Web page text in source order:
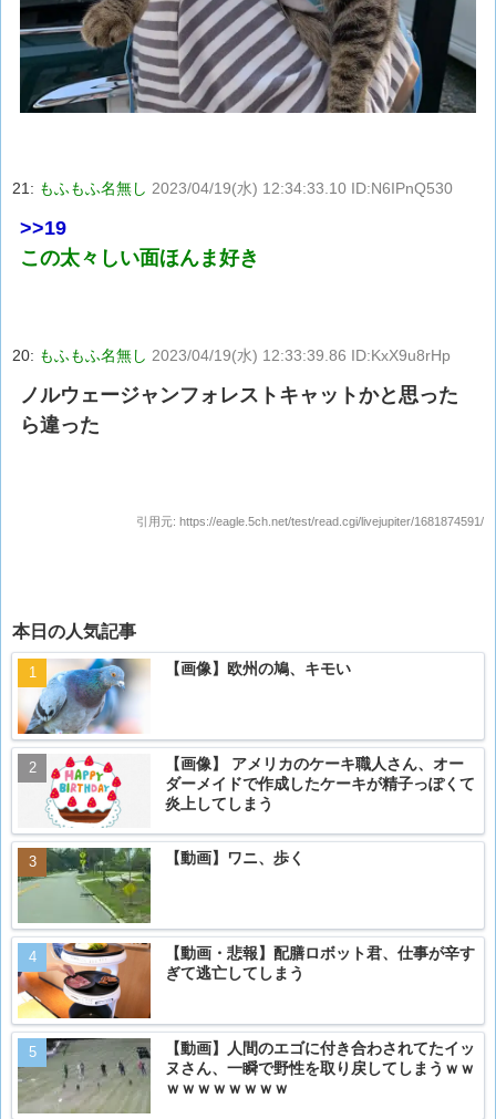
21: もふもふ名無し 2023/04/19(水) 12:34:33.10 ID:N6IPnQ530
>>19
この太々しい面ほんま好き
20: もふもふ名無し 2023/04/19(水) 12:33:39.86 ID:KxX9u8rHp
ノルウェージャンフォレストキャットかと思った
ら違った
引用元: https://eagle.5ch.net/test/read.cgi/livejupiter/1681874591/
本日の人気記事
【画像】欧州の鳩、キモい
【画像】 アメリカのケーキ職人さん、オー
ダーメイドで作成したケーキが精子っぽくて
炎上してしまう
【動画】ワニ、歩く
【動画・悲報】配膳ロボット君、仕事が辛す
ぎて逃亡してしまう
【動画】人間のエゴに付き合わされてたイッ
ヌさん、一瞬で野性を取り戻してしまうｗｗ
ｗｗｗｗｗｗｗｗ